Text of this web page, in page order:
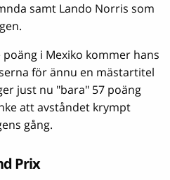
samt Lando Norris som
i Mexiko kommer hans
för ännu en mästartitel
just nu "bara" 57 poäng
att avståndet krympt
gång.
Prix